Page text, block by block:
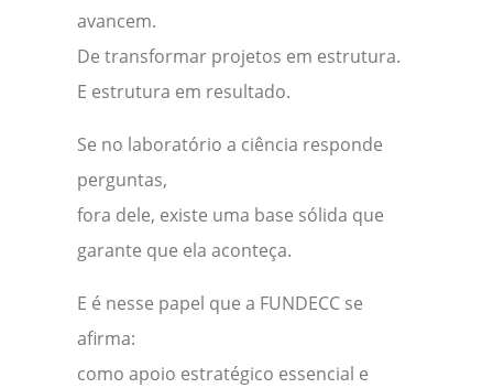
avancem.
De transformar projetos em estrutura.
E estrutura em resultado.
Se no laboratório a ciência responde
perguntas,
fora dele, existe uma base sólida que
garante que ela aconteça.
E é nesse papel que a FUNDECC se
afirma:
como apoio estratégico essencial e